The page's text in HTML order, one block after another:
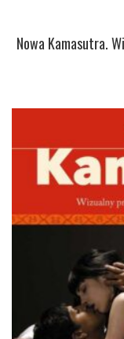
Nowa Kamasutra.